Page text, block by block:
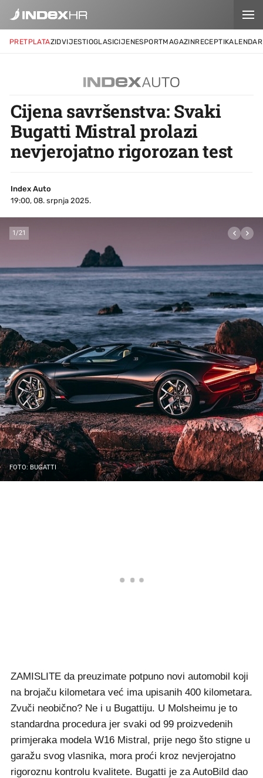
PRETPLATAZIDVIJESTIOGLASICIJENESPORTMAGAZINRECEPTIKALENDAR
Cijena savršenstva: Svaki
Bugatti Mistral prolazi
nevjerojatno rigorozan test
Index Auto
19:00, 08. srpnja 2025.
1/21
FOTO: BUGATTI
ZAMISLITE da preuzimate potpuno novi automobil koji
na brojaču kilometara već ima upisanih 400 kilometara.
Zvuči neobično? Ne i u Bugattiju. U Molsheimu je to
standardna procedura jer svaki od 99 proizvedenih
primjeraka modela W16 Mistral, prije nego što stigne u
garažu svog vlasnika, mora proći kroz nevjerojatno
rigoroznu kontrolu kvalitete. Bugatti je za AutoBild dao